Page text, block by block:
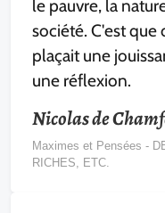
le pauvre, la
société. C'est
plaçait une
une réflexion.
Nicolas de
Maximes et Pensées -
RICHES, ETC.